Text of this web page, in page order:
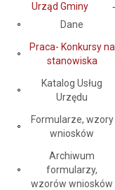
Urząd Gminy
Dane
Praca- Konkursy na
stanowiska
Katalog Usług
Urzędu
Formularze, wzory
wniosków
Archiwum
formularzy,
wzorów wniosków